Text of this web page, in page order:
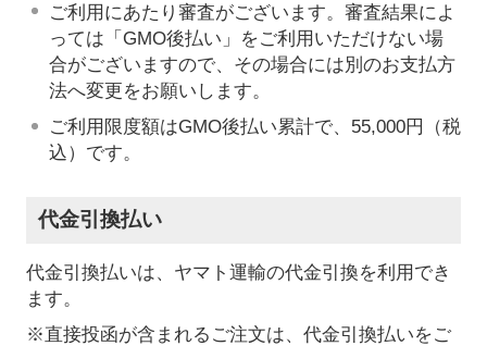
ご利用にあたり審査がございます。審査結果によ
っては「GMO後払い」をご利用いただけない場
合がございますので、その場合には別のお支払方
法へ変更をお願いします。
ご利用限度額はGMO後払い累計で、55,000円（税
込）です。
代金引換払い
代金引換払いは、ヤマト運輸の代金引換を利用でき
ます。
※直接投函が含まれるご注文は、代金引換払いをご